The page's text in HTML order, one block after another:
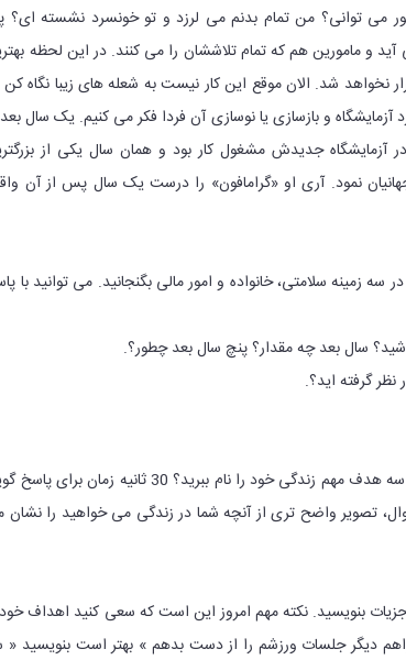
توانی؟ من تمام بدنم می لرزد و تو خونسرد نشسته ای؟
و مامورین هم که تمام تلاششان را می کنند. در این لحظه
نخواهد شد. الان موقع این کار نیست به شعله های زیبا نگاه
و بازسازی یا نوسازی آن فردا فکر می کنیم. یک سال
آزمایشگاه جدیدش مشغول کار بود و همان سال یکی از
نمود. آری او «گرامافون» را درست یک سال پس از آن
زمینه سلامتی، خانواده و امور مالی بگنجانید. می توانید با
سال بعد چه مقدار؟ پنچ سال بعد چطور؟.
گرفته اید؟.
سریع فکر کنید و پاسخ دهید. در حال حاضر سه هدف مهم زندگی خود را نام ببرید؟ 30 ثانیه زمان
تصویر واضح تری از آنچه شما در زندگی می خواهید را نشان
بنویسید. نکته مهم امروز این است که سعی کنید اهداف
دیگر جلسات ورزشم را از دست بدهم » بهتر است بنویسید «